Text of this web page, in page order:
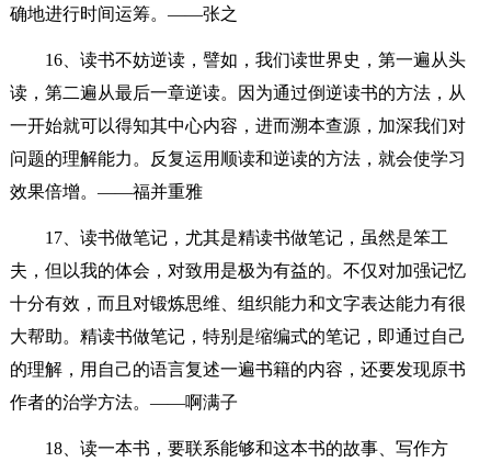
确地进行时间运筹。——张之
16、读书不妨逆读，譬如，我们读世界史，第一遍从头
读，第二遍从最后一章逆读。因为通过倒逆读书的方法，从
一开始就可以得知其中心内容，进而溯本查源，加深我们对
问题的理解能力。反复运用顺读和逆读的方法，就会使学习
效果倍增。——福并重雅
17、读书做笔记，尤其是精读书做笔记，虽然是笨工
夫，但以我的体会，对致用是极为有益的。不仅对加强记忆
十分有效，而且对锻炼思维、组织能力和文字表达能力有很
大帮助。精读书做笔记，特别是缩编式的笔记，即通过自己
的理解，用自己的语言复述一遍书籍的内容，还要发现原书
作者的治学方法。——啊满子
18、读一本书，要联系能够和这本书的故事、写作方